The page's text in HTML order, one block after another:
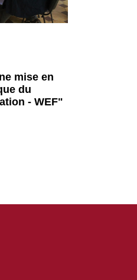
mise en
du
- WEF"